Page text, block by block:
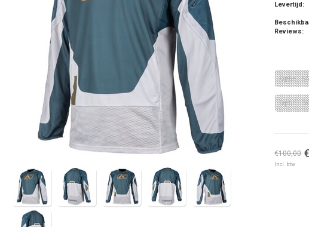
Levertijd:
Reviews:
Optie :
Optie :
€100,00
Incl. btw